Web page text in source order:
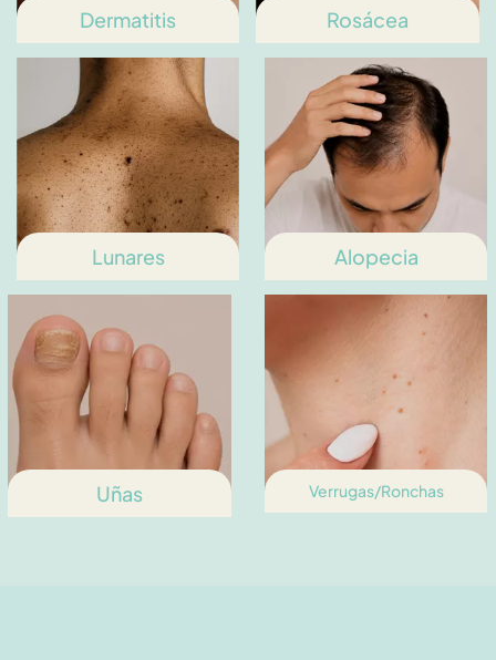
Dermatitis Rosácea
Lunares Alopecia
Uñas Verrugas/Ronchas